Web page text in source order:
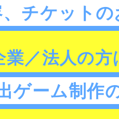
チケット
／法人の方
ゲーム制作